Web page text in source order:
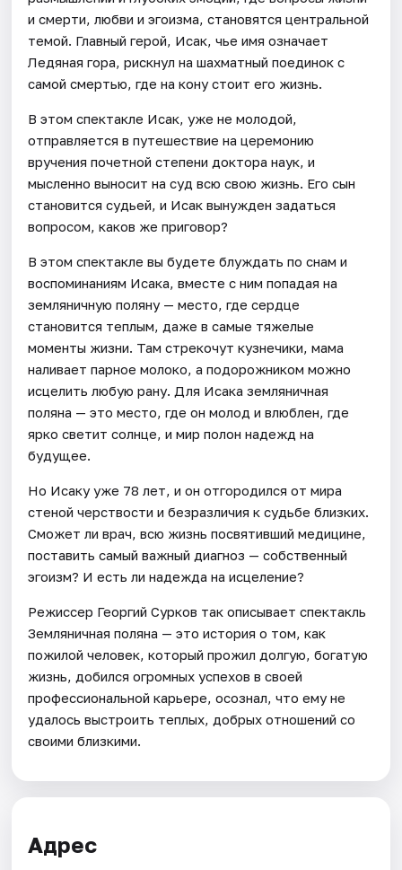
и смерти, любви и эгоизма, становятся центральной
темой. Главный герой, Исак, чье имя означает
Ледяная гора, рискнул на шахматный поединок с
самой смертью, где на кону стоит его жизнь.
В этом спектакле Исак, уже не молодой,
отправляется в путешествие на церемонию
вручения почетной степени доктора наук, и
мысленно выносит на суд всю свою жизнь. Его сын
становится судьей, и Исак вынужден задаться
вопросом, каков же приговор?
В этом спектакле вы будете блуждать по снам и
воспоминаниям Исака, вместе с ним попадая на
земляничную поляну — место, где сердце
становится теплым, даже в самые тяжелые
моменты жизни. Там стрекочут кузнечики, мама
наливает парное молоко, а подорожником можно
исцелить любую рану. Для Исака земляничная
поляна — это место, где он молод и влюблен, где
ярко светит солнце, и мир полон надежд на
будущее.
Но Исаку уже 78 лет, и он отгородился от мира
стеной черствости и безразличия к судьбе близких.
Сможет ли врач, всю жизнь посвятивший медицине,
поставить самый важный диагноз — собственный
эгоизм? И есть ли надежда на исцеление?
Режиссер Георгий Сурков так описывает спектакль
Земляничная поляна — это история о том, как
пожилой человек, который прожил долгую, богатую
жизнь, добился огромных успехов в своей
профессиональной карьере, осознал, что ему не
удалось выстроить теплых, добрых отношений со
своими близкими.
Адрес